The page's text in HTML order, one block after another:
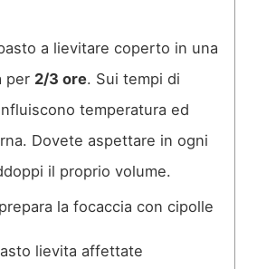
a lievitare coperto in una
per 2/3 ore. Sui tempi di
temperatura ed
Dovete aspettare in ogni
il proprio volume.
lievita affettate